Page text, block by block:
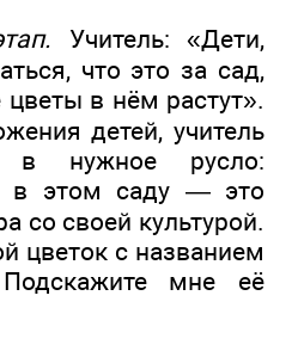
Учитель: «Дети,
что это за сад,
в нём растут».
детей, учитель
в нужное русло:
в этом саду — это
со своей культурой.
цветок с названием
мне её